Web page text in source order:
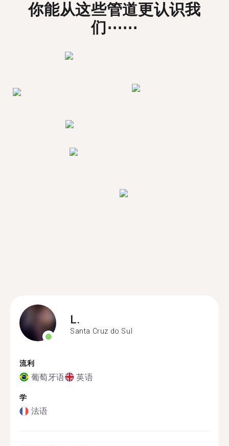
你能从这些管道更认识我
们⋯⋯
L.
Santa Cruz do Sul
流利
葡萄牙语 英语
学
法语